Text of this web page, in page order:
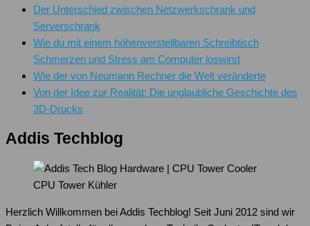
Der Unterschied zwischen Netzwerkschrank und
Serverschrank
Wie du mit einem höhenverstellbaren Schreibtisch
Schmerzen und Stress am Computer loswirst
Wie der von Neumann Rechner die Welt veränderte
Von der Idee zur Realität: Die unglaubliche Geschichte des
3D-Drucks
Addis Techblog
CPU Tower Kühler
Herzlich Willkommen bei Addis Techblog! Seit Juni 2012 sind wir